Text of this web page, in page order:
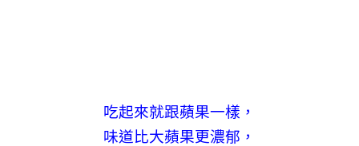
吃起來就跟蘋果一樣，
味道比大蘋果更濃郁，